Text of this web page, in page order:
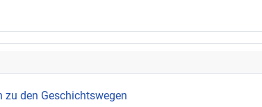
den Geschichtswegen